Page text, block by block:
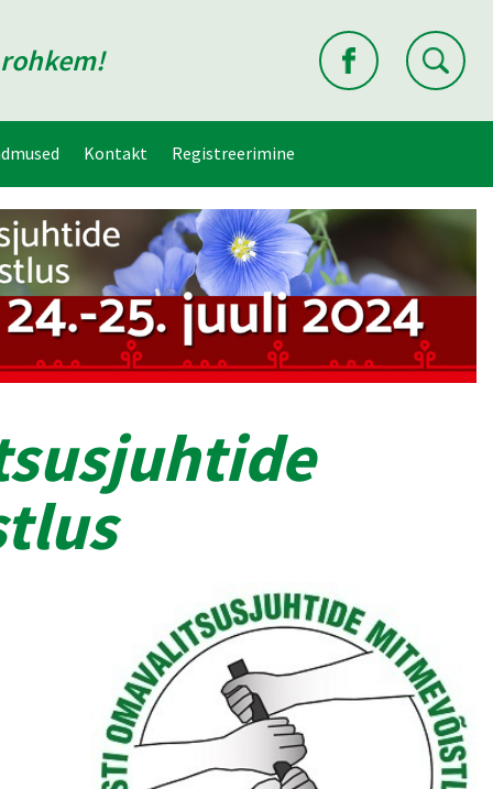
Kontakt Registreerimine